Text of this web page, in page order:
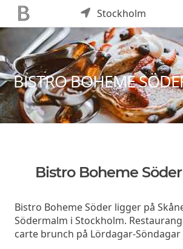
Stockholm
BISTRO BOHEME
Bistro Boheme Söder
Bistro Boheme Söder ligger på
Södermalm i Stockholm.
carte brunch på Lördagar-Söndagar